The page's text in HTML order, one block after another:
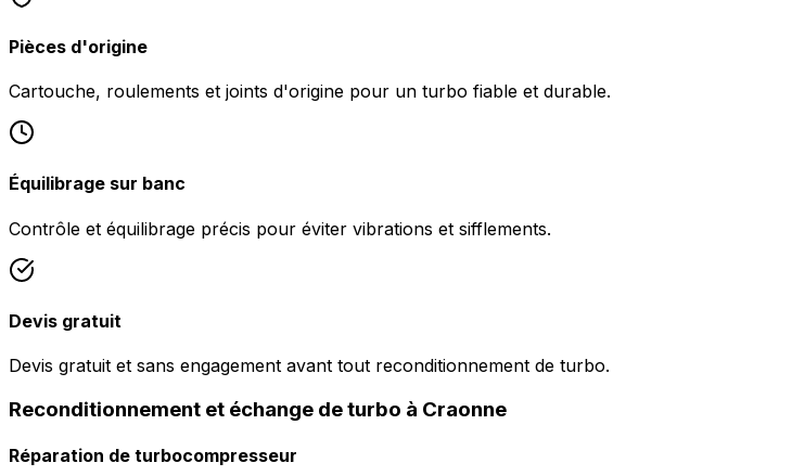
Pièces d'origine
Cartouche, roulements et joints d'origine pour un turbo fiable et durable.
Équilibrage sur banc
Contrôle et équilibrage précis pour éviter vibrations et sifflements.
Devis gratuit
Devis gratuit et sans engagement avant tout reconditionnement de turbo.
Reconditionnement et échange de turbo à Craonne
Réparation de turbocompresseur